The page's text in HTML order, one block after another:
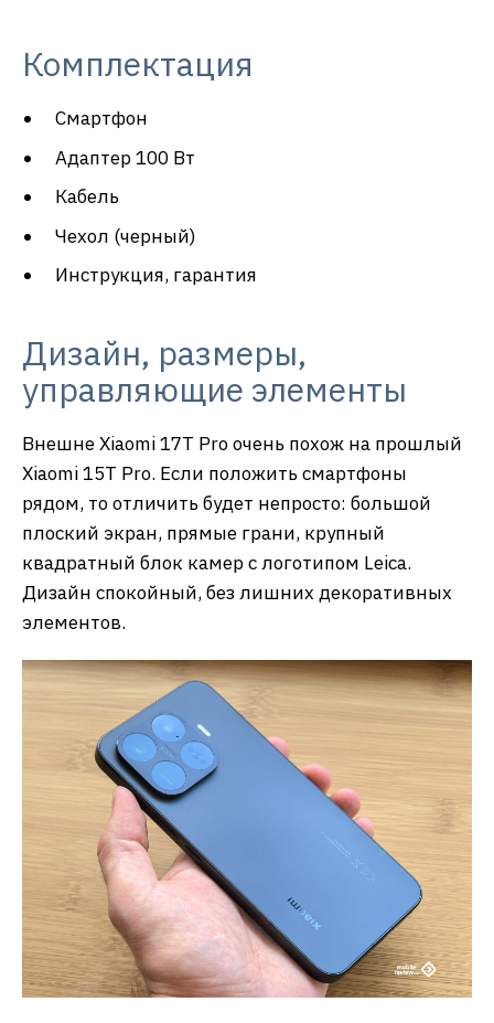
Комплектация
Смартфон
Адаптер 100 Вт
Кабель
Чехол (черный)
Инструкция, гарантия
Дизайн, размеры,
управляющие элементы
Внешне Xiaomi 17T Pro очень похож на прошлый
Xiaomi 15T Pro. Если положить смартфоны
рядом, то отличить будет непросто: большой
плоский экран, прямые грани, крупный
квадратный блок камер с логотипом Leica.
Дизайн спокойный, без лишних декоративных
элементов.